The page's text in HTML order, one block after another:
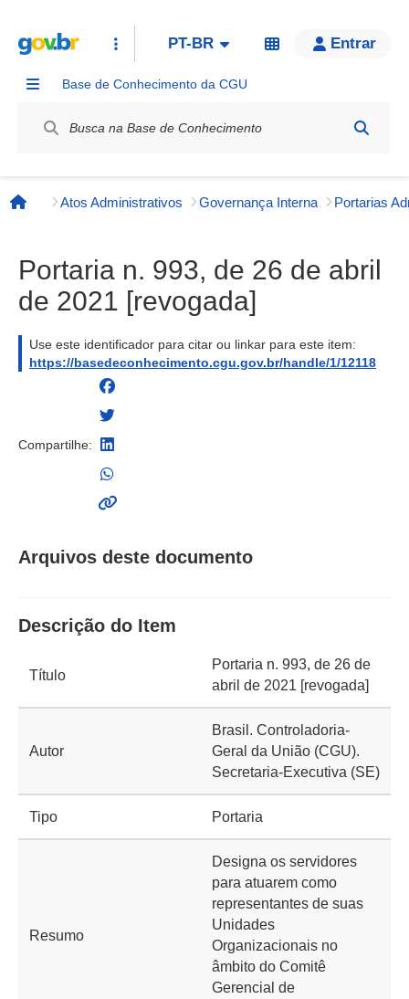
PT-BR Entrar
Base de Conhecimento da CGU
Página inicial
Atos Administrativos Governança Interna
Portaria n. 993, de 26 de abril
de 2021 [revogada]
Use este identificador para citar ou linkar para este item:
https://basedeconhecimento.cgu.gov.br/handle/1/12118
Compartilhe:
Arquivos deste documento
Descrição do Item
Título
Portaria n. 993, de 26 de
abril de 2021 [revogada]
Autor
Brasil. Controladoria-
Geral da União (CGU).
Secretaria-Executiva (SE)
Tipo Portaria
Resumo
Designa os servidores
para atuarem como
representantes de suas
Unidades
Organizacionais no
âmbito do Comitê
Gerencial de